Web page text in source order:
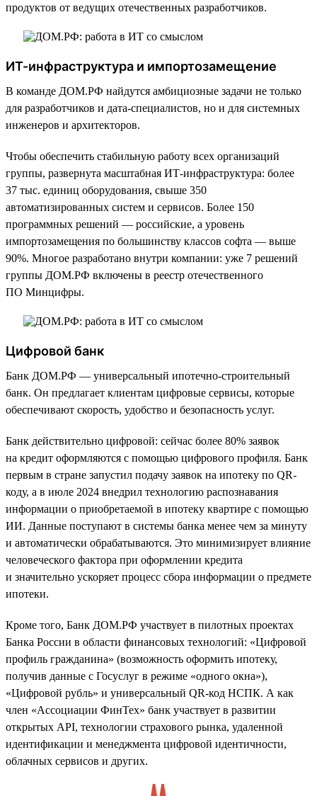
продуктов от ведущих отечественных разработчиков.
ИТ-инфраструктура и импортозамещение
В команде ДОМ.РФ найдутся амбициозные задачи не только
для разработчиков и дата-специалистов, но и для системных
инженеров и архитекторов.
Чтобы обеспечить стабильную работу всех организаций
группы, развернута масштабная ИТ-инфраструктура: более
37 тыс. единиц оборудования, свыше 350
автоматизированных систем и сервисов. Более 150
программных решений — российские, а уровень
импортозамещения по большинству классов софта — выше
90%. Многое разработано внутри компании: уже 7 решений
группы ДОМ.РФ включены в реестр отечественного
ПО Минцифры.
Цифровой банк
Банк ДОМ.РФ — универсальный ипотечно-строительный
банк. Он предлагает клиентам цифровые сервисы, которые
обеспечивают скорость, удобство и безопасность услуг.
Банк действительно цифровой: сейчас более 80% заявок
на кредит оформляются с помощью цифрового профиля. Банк
первым в стране запустил подачу заявок на ипотеку по QR-
коду, а в июле 2024 внедрил технологию распознавания
информации о приобретаемой в ипотеку квартире с помощью
ИИ. Данные поступают в системы банка менее чем за минуту
и автоматически обрабатываются. Это минимизирует влияние
человеческого фактора при оформлении кредита
и значительно ускоряет процесс сбора информации о предмете
ипотеки.
Кроме того, Банк ДОМ.РФ участвует в пилотных проектах
Банка России в области финансовых технологий: «Цифровой
профиль гражданина» (возможность оформить ипотеку,
получив данные с Госуслуг в режиме «одного окна»),
«Цифровой рубль» и универсальный QR-код НСПК. А как
член «Ассоциации ФинТех» банк участвует в развитии
открытых API, технологии страхового рынка, удаленной
идентификации и менеджмента цифровой идентичности,
облачных сервисов и других.